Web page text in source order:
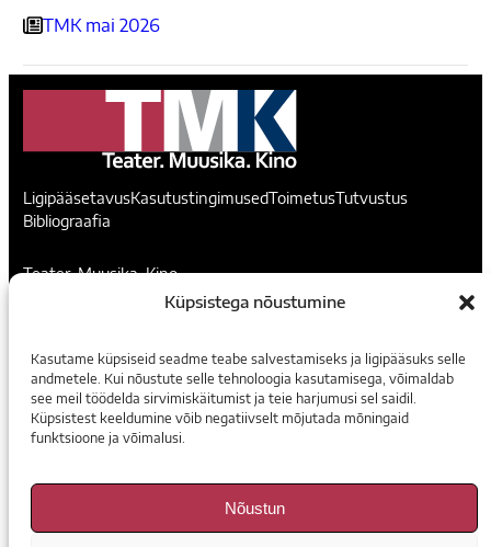
Küpsistega nõustumine
Kasutame küpsiseid seadme teabe salvestamiseks ja ligipääsuks selle
andmetele. Kui nõustute selle tehnoloogia kasutamisega, võimaldab
see meil töödelda sirvimiskäitumist ja teie harjumusi sel saidil.
Küpsistest keeldumine võib negatiivselt mõjutada mõningaid
funktsioone ja võimalusi.
Nõustun
TMK mai 2026
LigipääsetavusKasutustingimusedToimetusTutvustus
Bibliograafia
Teater. Muusika. Kino
Voorimehe 9, 10146, Tallinn
madis@temuki.ee
InstagramFacebook